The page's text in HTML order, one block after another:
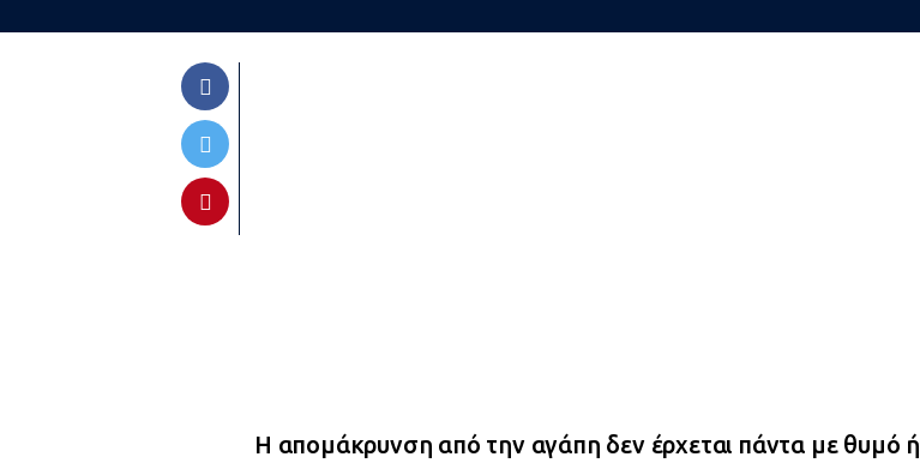
Η απομάκρυνση από την αγάπη δεν έρχεται πάντα με θυμό ή